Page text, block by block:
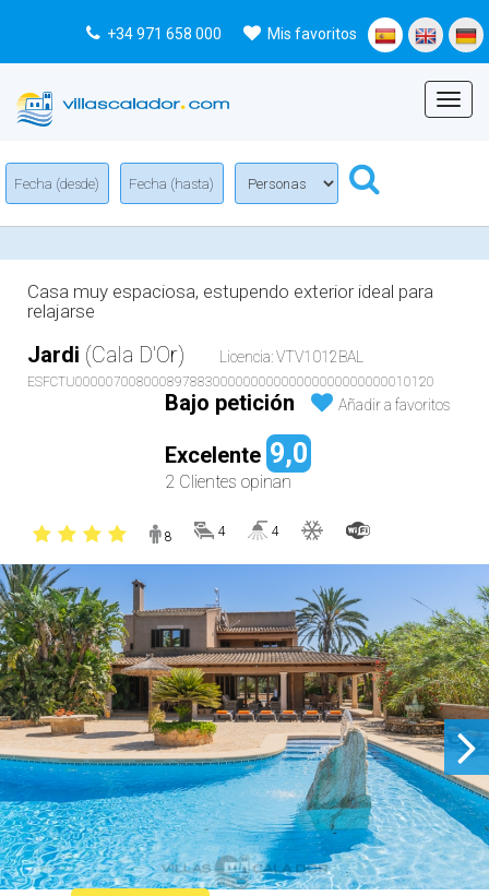
Mis favoritos
+34 971 658 000
Menu
Casa muy espaciosa, estupendo exterior ideal para
relajarse
Jardi (Cala D'Or) Licencia: VTV1012BAL
ESFCTU00000700800089788300000000000000000000000010120
Bajo petición Añadir a favoritos
Excelente 9,0
2 Clientes opinan
8 4 4